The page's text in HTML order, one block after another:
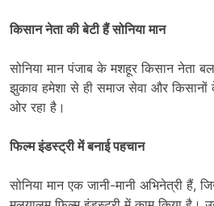
किसान नेता की बेटी हैं सोनिया मान
सोनिया मान पंजाब के मशहूर किसान नेता
झुकाव हमेशा से ही समाज सेवा और
ओर रहा है।
फिल्म इंडस्ट्री में बनाई पहचान
सोनिया मान एक जानी-मानी अभिनेत्री हैं,